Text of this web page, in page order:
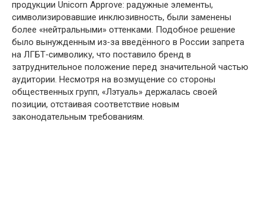
продукции Unicorn Approve: радужные элементы,
символизировавшие инклюзивность, были заменены
более «нейтральными» оттенками. Подобное решение
было вынужденным из‑за введённого в России запрета
на ЛГБТ‑символику, что поставило бренд в
затруднительное положение перед значительной частью
аудитории. Несмотря на возмущение со стороны
общественных групп, «Лэтуаль» держалась своей
позиции, отстаивая соответствие новым
законодательным требованиям.